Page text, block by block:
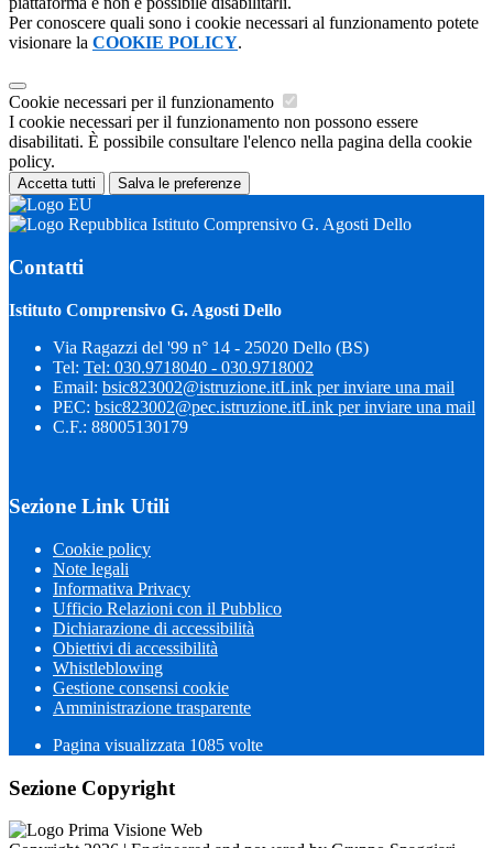
Per conoscere quali sono i cookie necessari al funzionamento potete
visionare la COOKIE POLICY.
Cookie necessari per il funzionamento
I cookie necessari per il funzionamento non possono essere
disabilitati. È possibile consultare l'elenco nella pagina della cookie
policy.
Accetta tutti Salva le preferenze
Istituto Comprensivo G. Agosti Dello
Contatti
Istituto Comprensivo G. Agosti Dello
Via Ragazzi del '99 n° 14 - 25020 Dello (BS)
Tel: Tel: 030.9718040 - 030.9718002
Email: bsic823002@istruzione.itLink per inviare una mail
PEC: bsic823002@pec.istruzione.itLink per inviare una mail
C.F.: 88005130179
Sezione Link Utili
Cookie policy
Note legali
Informativa Privacy
Ufficio Relazioni con il Pubblico
Dichiarazione di accessibilità
Obiettivi di accessibilità
Whistleblowing
Gestione consensi cookie
Amministrazione trasparente
Pagina visualizzata 1085 volte
Sezione Copyright